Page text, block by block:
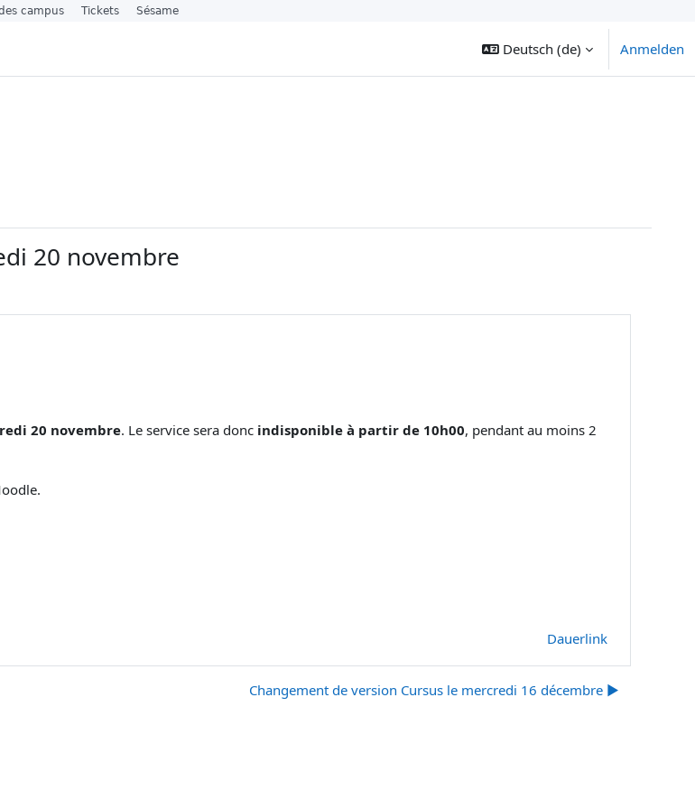
Deutsch ‎(de)‎ Anmelden
20 novembre
20 novembre. Le service sera donc indisponible à partir de 10h00, pendant au moins 2
Dauerlink
Changement de version Cursus le mercredi 16 décembre ▶︎
campus Tickets Sésame